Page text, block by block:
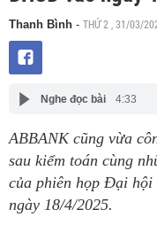
Thanh Bình - THỨ 2 , 31/03/
Nghe đọc bài 4:33
ABBANK cũng vừa
sau kiểm toán cùng
của phiên họp Đại hội
ngày 18/4/2025.